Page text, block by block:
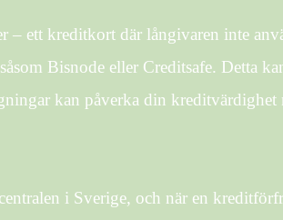
– ett kreditkort där långivaren inte
Bisnode eller Creditsafe. Detta
kan påverka din kreditvärdighet
i Sverige, och när en